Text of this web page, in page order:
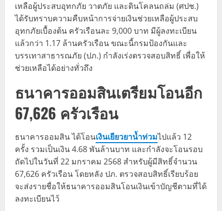
เหลือผู้ประสบอุทกภัย วาตภัย และดินโคลนถล่ม (ศปช.)
ได้รับทราบความคืบหน้าการจ่ายเงินช่วยเหลือผู้ประสบ
อุทกภัยเบื้องต้น ครัวเรือนละ 9,000 บาท มีผู้ลงทะเบียน
แล้วกว่า 1.17 ล้านครัวเรือน ขณะนี้กรมป้องกันและ
บรรเทาสาธารณภัย (ปภ.) กำลังเร่งตรวจสอบสิทธิ์ เพื่อให้
ช่วยเหลือได้อย่างทั่วถึง
ธนาคารออมสินเตรียมโอนอีก
67,626 ครัวเรือน
ธนาคารออมสิน ได้โอนเงินเยียวยาน้ำท่วมไปแล้ว 12
ครั้ง รวมเป็นเงิน 4.68 พันล้านบาท และกำลังจะโอนรอบ
ถัดไปในวันที่ 22 มกราคม 2568 สำหรับผู้มีสิทธิ์จำนวน
67,626 ครัวเรือน โดยหลัง ปภ. ตรวจสอบสิทธิ์เรียบร้อย
จะส่งรายชื่อให้ธนาคารออมสินโอนเงินเข้าบัญชีตามที่ได้
ลงทะเบียนไว้